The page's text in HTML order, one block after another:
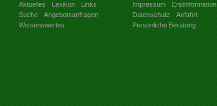
Aktuelles
Lexikon
Links
Suche
Angebotsanfragen
Wissenswertes
Impressum
Erstinformation
Datenschutz
Anfahrt
Persönliche Beratung